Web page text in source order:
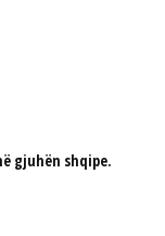
gjuhën shqipe.